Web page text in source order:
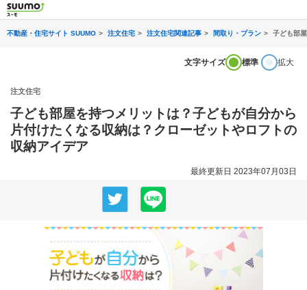
不動産・住宅サイト SUUMO 注文住宅 注文住宅関連記事 間取り・プラン 子ども部
文字サイズ 標準 拡大
注文住宅
子ども部屋を持つメリットは？子どもが自分から
片付けたくなる収納は？クローゼットやロフトの
収納アイデア
最終更新日 2023年07月03日